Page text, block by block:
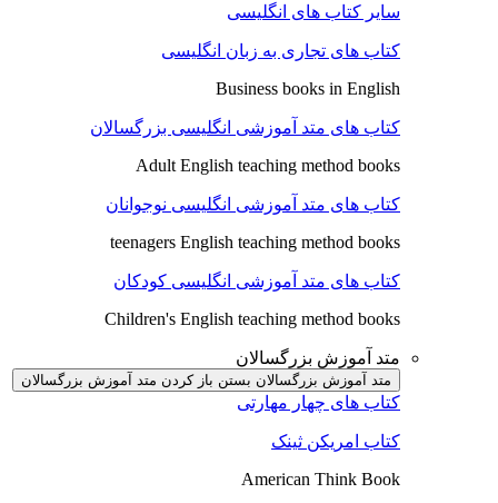
سایر کتاب های انگلیسی
کتاب های تجاری به زبان انگلیسی
Business books in English
کتاب های متد آموزشی انگلیسی بزرگسالان
Adult English teaching method books
کتاب های متد آموزشی انگلیسی نوجوانان
teenagers English teaching method books
کتاب های متد آموزشی انگلیسی کودکان
Children's English teaching method books
متد آموزش بزرگسالان
متد آموزش بزرگسالان بستن باز کردن متد آموزش بزرگسالان
کتاب های چهار مهارتی
کتاب امریکن ثینک
American Think Book